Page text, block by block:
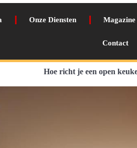
Onze Diensten Magazine
Contact
Hoe richt je een open